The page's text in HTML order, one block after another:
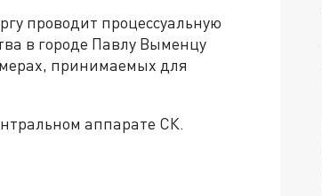
проводит процессуальную
в городе Павлу Выменцу
мерах, принимаемых для
аппарате СК.